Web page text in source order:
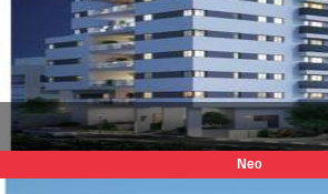
Neo